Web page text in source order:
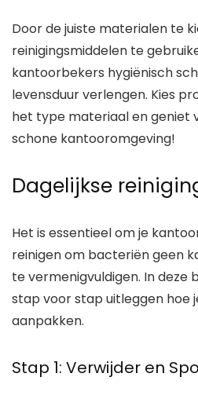
Door de juiste materialen te
reinigingsmiddelen te
kantoorbekers hygiënisch
levensduur verlengen. Kies
het type materiaal en geniet
schone kantooromgeving!
Dagelijkse
Het is essentieel om je
reinigen om bacteriën geen
te vermenigvuldigen. In deze
stap voor stap uitleggen hoe
aanpakken.
Stap 1: Verwijder en